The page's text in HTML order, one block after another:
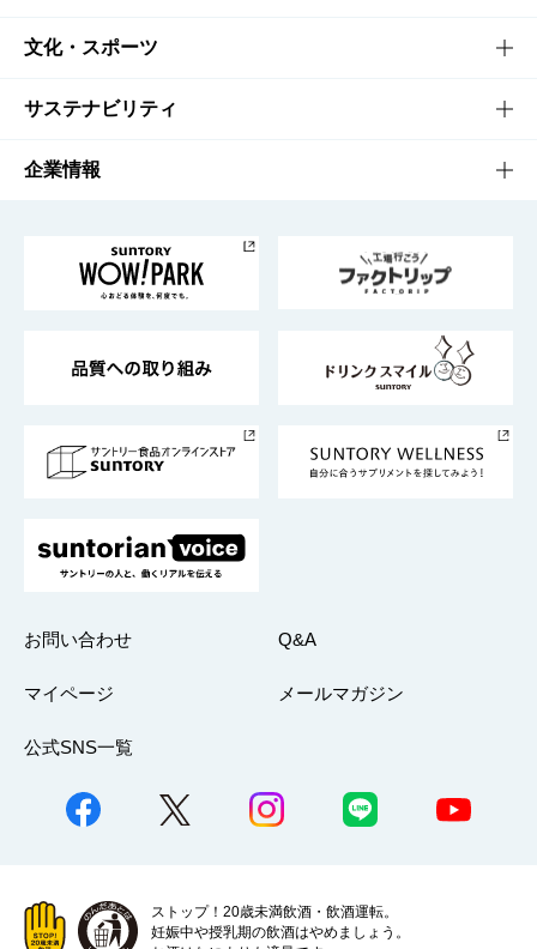
商品一覧
商品発売情報
栄養成分一覧
知る・楽しむTOP
キャンペーン
工場見学
地域情報
文化・スポーツ
文化・スポーツTOP
サントリーホール
サントリーサンバーズ大阪
サステナビリティ
サステナビリティTOP
サントリーが考えるサステナビリティ経営
企業情報
企業概要
採用情報
お問い合わせ Q&A
マイページ メールマガジン
公式SNS一覧
ストップ！20歳未満飲酒・飲酒運転。
妊娠中や授乳期の飲酒はやめましょう。